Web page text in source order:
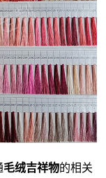
毛绒吉祥物的相关